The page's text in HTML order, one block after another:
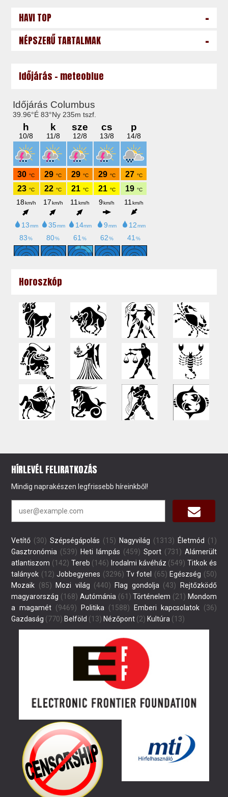
HAVI TOP -
NÉPSZERŰ TARTALMAK -
Időjárás - meteoblue
Horoszkóp
HÍRLEVÉL FELIRATKOZÁS
Mindig naprakészen legfrissebb híreinkből!
Vetítő (30) Szépségápolás (15) Nagyvilág (1313) Életmód (1)
Gasztronómia (539) Heti lámpás (459) Sport(731) Alámerült
atlantiszom (142) Tereb (146) Irodalmi kávéház (549) Titkok és
talányok (12) Jobbegyenes (3296) Tv fotel (65) Egészség (50)
Mozaik (85) Mozi világ (440) Flag gondolja (43)
Rejtőzködő
magyarország (168) Autómánia (61) Történelem (21) Mondom
a magamét (9469) Politika (1588) Emberi kapcsolatok(36)
Gazdaság (770) Belföld (13) Nézőpont (2) Kultúra (13)